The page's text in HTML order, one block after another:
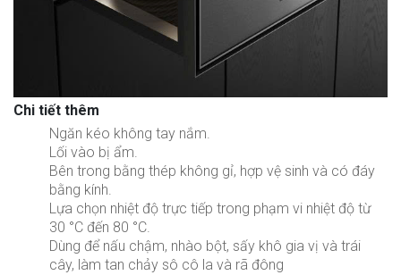
Chi tiết thêm
Ngăn kéo không tay nắm.
Lối vào bị ẩm.
Bên trong bằng thép không gỉ, hợp vệ sinh và có đáy
bằng kính.
Lựa chọn nhiệt độ trực tiếp trong phạm vi nhiệt độ từ
30 °C đến 80 °C.
Dùng để nấu chậm, nhào bột, sấy khô gia vị và trái
cây, làm tan chảy sô cô la và rã đông